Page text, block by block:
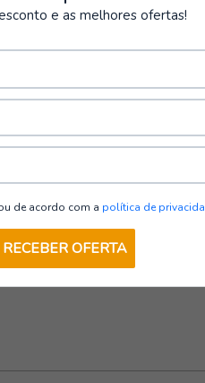
Stockage
Possibilité de récupérer la
em Altura
e as melhores ofertas!
de acordo com a política de
OFERTA